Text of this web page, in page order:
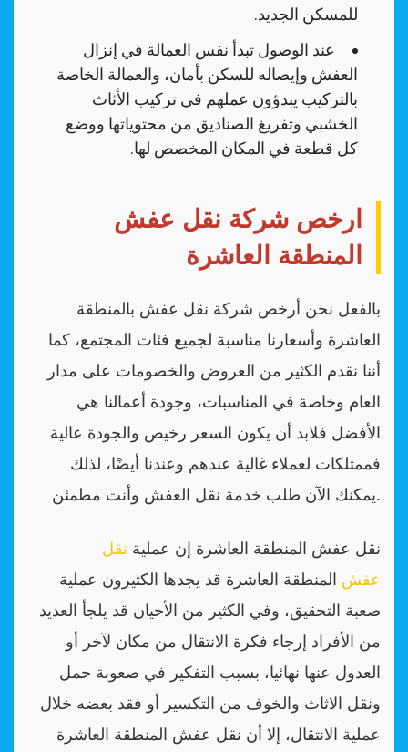
للمسكن الجديد.
عند الوصول تبدأ نفس العمالة في إنزال
العفش وإيصاله للسكن بأمان، والعمالة الخاصة
بالتركيب يبدؤون عملهم في تركيب الأثاث
الخشبي وتفريغ الصناديق من محتوياتها ووضع
كل قطعة في المكان المخصص لها.
ارخص شركة نقل عفش
المنطقة العاشرة
بالفعل نحن أرخص شركة نقل عفش بالمنطقة
العاشرة وأسعارنا مناسبة لجميع فئات المجتمع، كما
أننا نقدم الكثير من العروض والخصومات على مدار
العام وخاصة في المناسبات، وجودة أعمالنا هي
الأفضل فلابد أن يكون السعر رخيص والجودة عالية
فممتلكات لعملاء غالية عندهم وعندنا أيضًا، لذلك
يمكنك الآن طلب خدمة نقل العفش وأنت مطمئن.
نقل عفش المنطقة العاشرة إن عملية نقل
عفش المنطقة العاشرة قد يجدها الكثيرون عملية
صعبة التحقيق، وفي الكثير من الأحيان قد يلجأ العديد
من الأفراد إرجاء فكرة الانتقال من مكان لآخر أو
العدول عنها نهائيا، بسبب التفكير في صعوبة حمل
ونقل الاثاث والخوف من التكسير أو فقد بعضه خلال
عملية الانتقال، إلا أن نقل عفش المنطقة العاشرة